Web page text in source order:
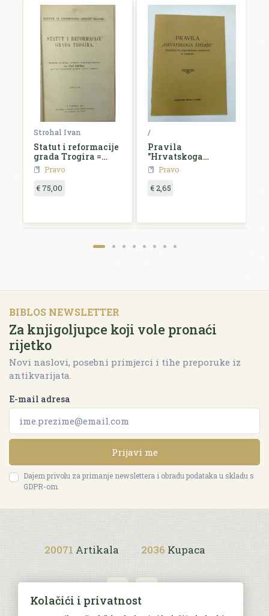
Strohal Ivan
Statut i reformacije
grada Trogira =
Statutum et
reformationes
civitatis Tragurii
Pravo
€ 75,00
/
Pravila
"Hrvatskoga
štediše"
Pravo
€ 2,65
BIBLOS NEWSLETTER
Za knjigoljupce koji vole pronaći
rijetko
Novi naslovi, posebni primjerci i tihe preporuke iz
antikvarijata.
E-mail adresa
Prijavi me
Dajem privolu za primanje newslettera i obradu podataka u skladu s
GDPR-om.
20071 Artikala 2036 Kupaca
Kolačići i privatnost